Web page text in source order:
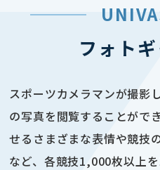
フォト
スポーツカメラマンが撮影
の写真を閲覧することがで
せるさまざまな表情や競技
など、各競技1,000枚以上